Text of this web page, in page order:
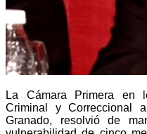
La Cámara Primera en
Criminal y Correccional
Granado, resolvió de